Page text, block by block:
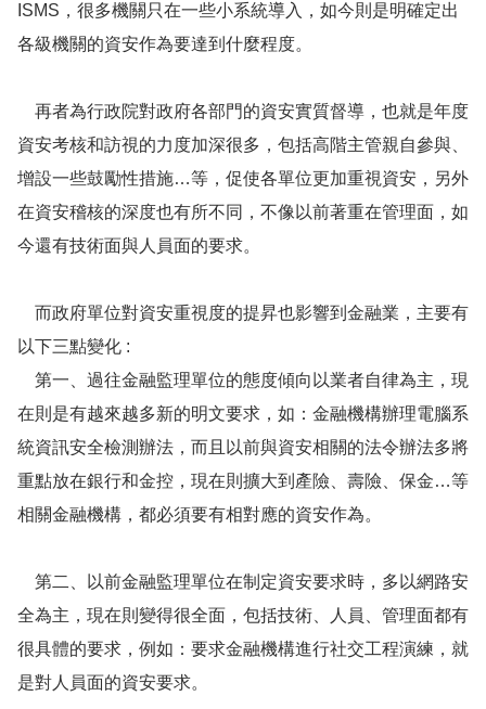
ISMS，很多機關只在一些小系統導入，如今則是明確定出
各級機關的資安作為要達到什麼程度。
再者為行政院對政府各部門的資安實質督導，也就是年度
資安考核和訪視的力度加深很多，包括高階主管親自參與、
增設一些鼓勵性措施…等，促使各單位更加重視資安，另外
在資安稽核的深度也有所不同，不像以前著重在管理面，如
今還有技術面與人員面的要求。
而政府單位對資安重視度的提昇也影響到金融業，主要有
以下三點變化 :
第一、過往金融監理單位的態度傾向以業者自律為主，現
在則是有越來越多新的明文要求，如：金融機構辦理電腦系
統資訊安全檢測辦法，而且以前與資安相關的法令辦法多將
重點放在銀行和金控，現在則擴大到產險、壽險、保金…等
相關金融機構，都必須要有相對應的資安作為。
第二、以前金融監理單位在制定資安要求時，多以網路安
全為主，現在則變得很全面，包括技術、人員、管理面都有
很具體的要求，例如：要求金融機構進行社交工程演練，就
是對人員面的資安要求。